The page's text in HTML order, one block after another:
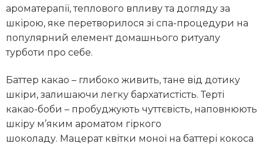
ароматерапії, теплового впливу та догляду за
шкірою, яке перетворилося зі спа-процедури на
популярний елемент домашнього ритуалу
турботи про себе.
Баттер какао – глибоко живить, тане від дотику
шкіри, залишаючи легку бархатистість. Терті
какао-боби – пробуджують чуттєвість, наповнюють
шкіру м’яким ароматом гіркого
шоколаду. Мацерат квітки моної на баттері кокоса